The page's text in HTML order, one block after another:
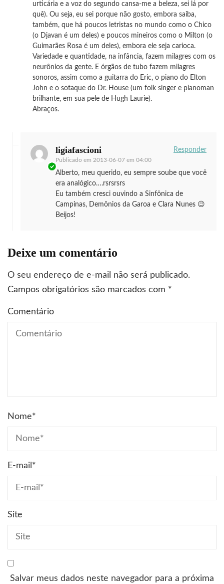
urticária e a voz do segundo cansa-me a beleza, sei lá por
quê). Ou seja, eu sei porque não gosto, embora saiba,
também, que há poucos letristas no mundo como o Chico
(o Djavan é um deles) e poucos mineiros como o Milton (o
Guimarães Rosa é um deles), embora ele seja carioca.
Variedade e quantidade, na infância, fazem milagres com os
neurônios da gente. E órgãos de tubo fazem milagres
sonoros, assim como a guitarra do Eric, o piano do Elton
John e o sotaque do Dr. House (um folk singer e pianoman
brilhante, em sua pele de Hugh Laurie).
Abraços.
ligiafascioni
Publicado em 2013-06-07 em 04:00
Responder
Alberto, meu querido, eu sempre soube que você
era analógico….rsrsrsrs
Eu também cresci ouvindo a Sinfônica de
Campinas, Demônios da Garoa e Clara Nunes 😉
Beijos!
Deixe um comentário
O seu endereço de e-mail não será publicado.
Campos obrigatórios são marcados com *
Comentário
Nome*
E-mail *
Site
Salvar meus dados neste navegador para a próxima